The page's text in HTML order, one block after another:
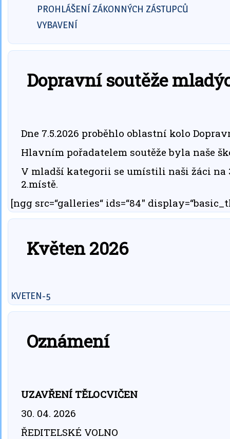
PROHLÁŠENÍ ZÁKONNÝCH ZÁSTUPCŮ
VYBAVENÍ
Dopravní soutěže
Dne 7.5.2026 proběhlo oblastní kolo
Hlavním pořadatelem soutěže byla naše
V mladší kategorii se umístili naši žáci na
2.místě.
[ngg src=“galleries“ ids=“84″
Květen 2026
KVETEN-5
Oznámení
UZAVŘENÍ TĚLOCVIČEN
30. 04. 2026
ŘEDITELSKÉ VOLNO